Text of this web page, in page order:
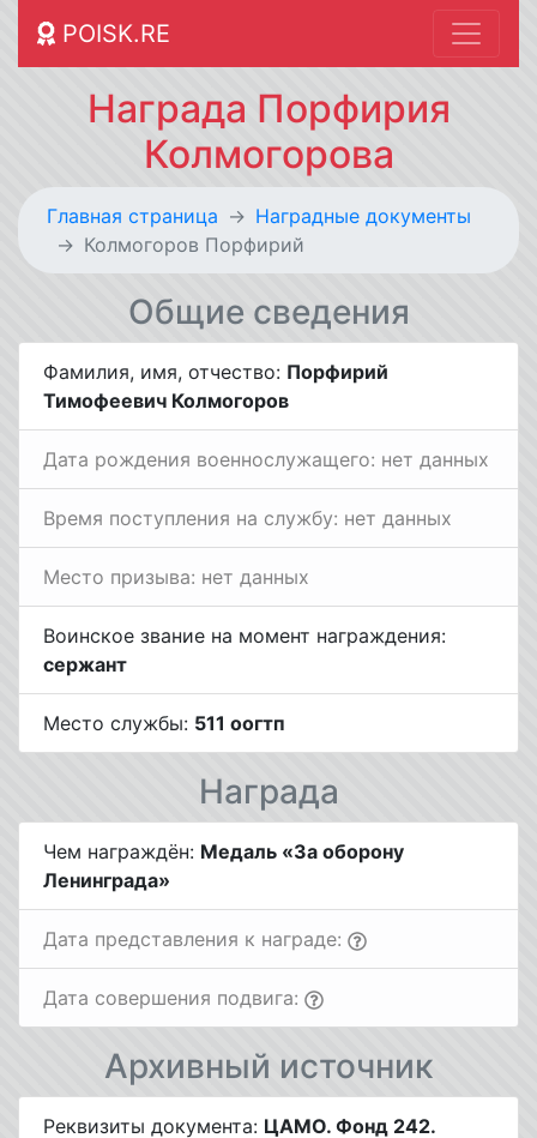
POISK.RE
Награда Порфирия
Колмогорова
Главная страница
Наградные документы
Колмогоров Порфирий
Общие сведения
Фамилия, имя, отчество: Порфирий
Тимофеевич Колмогоров
Дата рождения военнослужащего: нет данных
Время поступления на службу: нет данных
Место призыва: нет данных
Воинское звание на момент награждения:
сержант
Место службы: 511 оогтп
Награда
Чем награждён: Медаль «За оборону
Ленинграда»
Дата представления к награде:
Дата совершения подвига:
Архивный источник
Реквизиты документа: ЦАМО. Фонд 242.